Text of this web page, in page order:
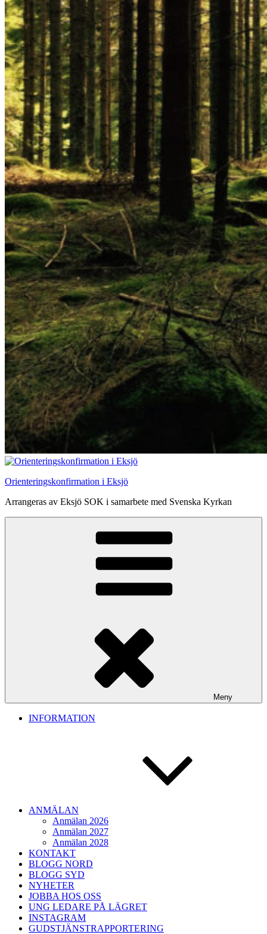
Orienteringskonfirmation i Eksjö
Arrangeras av Eksjö SOK i samarbete med Svenska Kyrkan
Meny
INFORMATION
ANMÄLAN
Anmälan 2026
Anmälan 2027
Anmälan 2028
KONTAKT
BLOGG NORD
BLOGG SYD
NYHETER
JOBBA HOS OSS
UNG LEDARE PÅ LÄGRET
INSTAGRAM
GUDSTJÄNSTRAPPORTERING